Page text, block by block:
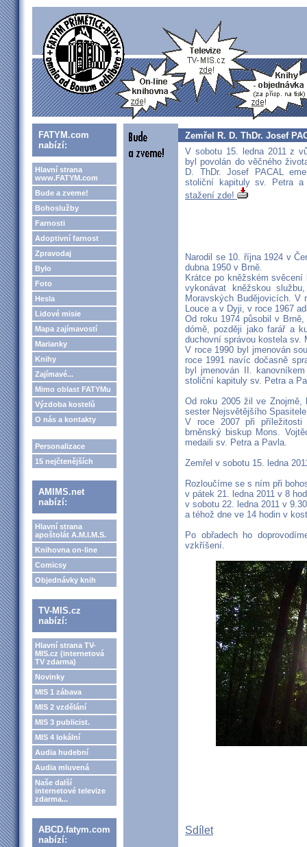
FATYM.com
nabízí:
Hlavní strana
www.FATYM.com
Bude a zveme!
Bohoslužby
Farnosti
Adoptivní farnost
Zpravodaj
Bylo
Foto
Hesla
Lidové misie
Mapa zajímavostí
Marianky
Knihy
Zajímavé...
Mimo oblast FATYMu
Výzdoba kostelů
O nás a kontakty
Personalizace
15 nejčtenějších
AMIMS.net
nabízí:
Hlavní strana
apoštolát A.M.I.M.S.
Knihovna on-line
Comicsy
Objednávky knih
TV-MIS.cz
nabízí:
Hlavní strana TV-
MIS.cz (internetová
TV zdarma)
Novinky
MIS 1 zábava
MIS 2 vzdělání
MIS 3 publicist.
MIS 4 lokální
Audia hudební
Audia mluvená
Naše další
internetové televize
zdarma...
ABCD.fatym.com
nabízí:
Zemřel R. D. ThDr. Josef
V sobotu 15. ledna 2011 z
byl povolán do věčného
D. ThDr. Josef PACAL
stoliční kapituly sv. Petra
stažení zde!
Narodil se 10. října 1924 v
dubna 1950 v Brně.
Krátce po kněžském
vykonávat kněžskou
Moravských Budějovicích. V
Louce a v Dyji, v roce 1967
Od roku 1974 působil v
dómě, později jako farář a
duchovní správou kostela sv.
V roce 1990 byl jmenován
roce 1991 navíc dočasně
byl jmenován II.
stoliční kapituly sv. Petra a
Od roku 2005 žil ve
sester Nejsvětějšího
V roce 2007 při příležitosti
brněnský biskup Mons.
medaili sv. Petra a Pavla.
Zemřel v sobotu 15. ledna
Rozloučíme se s ním při
v pátek 21. ledna 2011 v 8
v sobotu 22. ledna 2011 v
a téhož dne ve 14 hodin v
Po obřadech ho
vzkříšení.
Sdílet